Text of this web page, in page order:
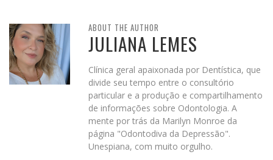
ABOUT THE AUTHOR
JULIANA LEMES
Clínica geral apaixonada por Dentística, que
divide seu tempo entre o consultório
particular e a produção e compartilhamento
de informações sobre Odontologia. A
mente por trás da Marilyn Monroe da
página "Odontodiva da Depressão".
Unespiana, com muito orgulho.